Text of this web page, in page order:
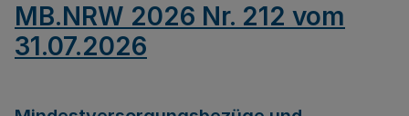
MB.NRW 2026 Nr. 212 vom
31.07.2026